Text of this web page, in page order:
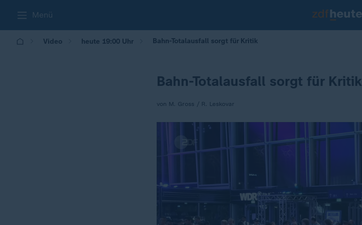
Menü
Video heute 19:00 Uhr Bahn-Totalausfall sorgt für Kritik
Bahn-Totalausfall sorgt für Kritik
von M. Gross / R. Leskovar